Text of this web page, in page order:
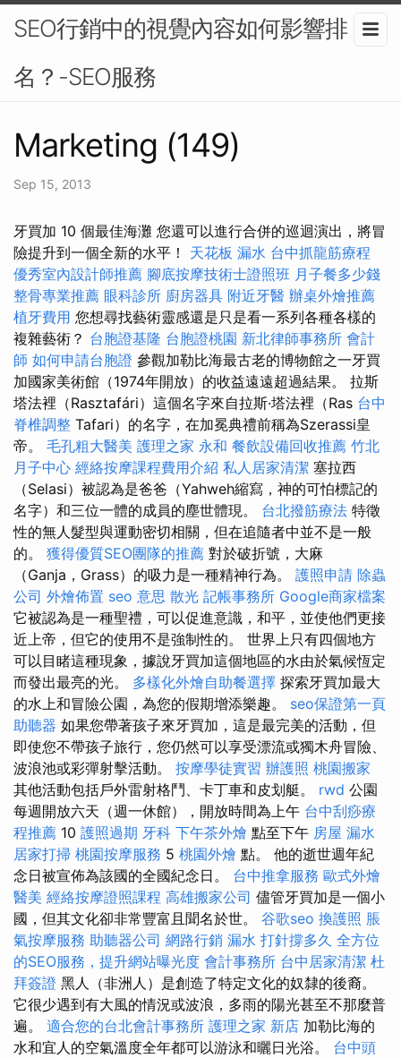
SEO行銷中的視覺內容如何影響排
名？-SEO服務
Marketing (149)
Sep 15, 2013
牙買加 10 個最佳海灘 您還可以進行合併的巡迴演出，將冒
險提升到一個全新的水平！ 天花板 漏水 台中抓龍筋療程
優秀室內設計師推薦 腳底按摩技術士證照班 月子餐多少錢
整骨專業推薦 眼科診所 廚房器具 附近牙醫 辦桌外燴推薦
植牙費用 您想尋找藝術靈感還是只是看一系列各種各樣的
複雜藝術？ 台胞證基隆 台胞證桃園 新北律師事務所 會計
師 如何申請台胞證 參觀加勒比海最古老的博物館之一牙買
加國家美術館（1974年開放）的收益遠遠超過結果。 拉斯
塔法裡（Rasztafári）這個名字來自拉斯·塔法裡（Ras 台中
脊椎調整 Tafari）的名字，在加冕典禮前稱為Szerassi皇
帝。 毛孔粗大醫美 護理之家 永和 餐飲設備回收推薦 竹北
月子中心 經絡按摩課程費用介紹 私人居家清潔 塞拉西
（Selasi）被認為是爸爸（Yahweh縮寫，神的可怕標記的
名字）和三位一體的成員的塵世體現。 台北撥筋療法 特徵
性的無人髮型與運動密切相關，但在追隨者中並不是一般
的。 獲得優質SEO團隊的推薦 對於破折號，大麻
（Ganja，Grass）的吸力是一種精神行為。 護照申請 除蟲
公司 外燴佈置 seo 意思 散光 記帳事務所 Google商家檔案
它被認為是一種聖禮，可以促進意識，和平，並使他們更接
近上帝，但它的使用不是強制性的。 世界上只有四個地方
可以目睹這種現象，據說牙買加這個地區的水由於氣候恆定
而發出最亮的光。 多樣化外燴自助餐選擇 探索牙買加最大
的水上和冒險公園，為您的假期增添樂趣。 seo保證第一頁
助聽器 如果您帶著孩子來牙買加，這是最完美的活動，但
即使您不帶孩子旅行，您仍然可以享受漂流或獨木舟冒險、
波浪池或彩彈射擊活動。 按摩學徒實習 辦護照 桃園搬家
其他活動包括戶外雷射格鬥、卡丁車和皮划艇。 rwd 公園
每週開放六天（週一休館），開放時間為上午 台中刮痧療
程推薦 10 護照過期 牙科 下午茶外燴 點至下午 房屋 漏水
居家打掃 桃園按摩服務 5 桃園外燴 點。 他的逝世週年紀
念日被宣佈為該國的全國紀念日。 台中推拿服務 歐式外燴
醫美 經絡按摩證照課程 高雄搬家公司 儘管牙買加是一個小
國，但其文化卻非常豐富且聞名於世。 谷歌seo 換護照 脹
氣按摩服務 助聽器公司 網路行銷 漏水 打針撐多久 全方位
的SEO服務，提升網站曝光度 會計事務所 台中居家清潔 杜
拜簽證 黑人（非洲人）是創造了特定文化的奴隸的後裔。
它很少遇到有大風的情況或波浪，多雨的陽光甚至不那麼普
遍。 適合您的台北會計事務所 護理之家 新店 加勒比海的
水和宜人的空氣溫度全年都可以游泳和曬日光浴。 台中頭